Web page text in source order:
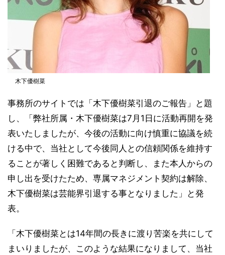
木下優樹菜
事務所のサイトでは「木下優樹菜引退のご報告」と題
し、「弊社所属・木下優樹菜は7月1日に活動再開を発
表いたしましたが、今後の活動に向け慎重に協議を続
ける中で、当社として今後同人との信頼関係を維持す
ることが著しく困難であると判断し、また本人からの
申し出を受けたため、専属マネジメント契約は解除、
木下優樹菜は芸能界引退する事となりました」と発
表。
「木下優樹菜とは14年間の長きに渡り苦楽を共にして
まいりましたが、このような結果になりまして、当社